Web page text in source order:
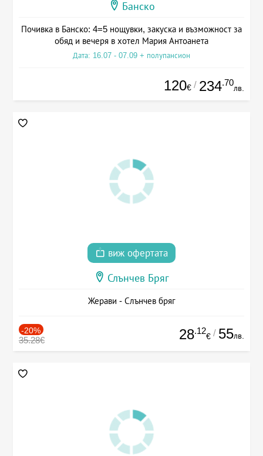
Банско
Почивка в Банско: 4=5 нощувки, закуска и възможност за
обяд и вечеря в хотел Мария Антоанета
Дата: 16.07 - 07.09 + полупансион
120€ / 234.70
лв.
виж офертата
Слънчев Бряг
Жерави - Слънчев бряг
-20%
35.28€ 28.12
€ / 55лв.